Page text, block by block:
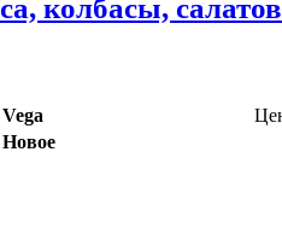
колбасы, салатов
Vega
Новое